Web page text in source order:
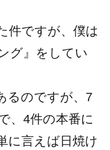
件ですが、僕は
グ』をしてい
るのですが、7
、4件の本番に
に言えば日焼け